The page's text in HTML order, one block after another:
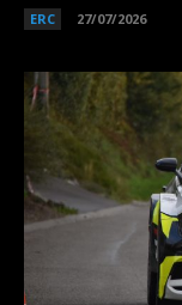
ERC 27/07/2026